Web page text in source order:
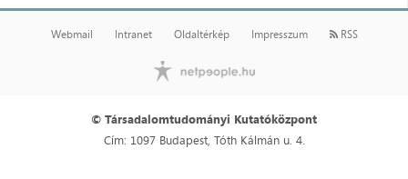
Webmail Intranet Oldaltérkép Impresszum RSS
© Társadalomtudományi Kutatóközpont
Cím: 1097 Budapest, Tóth Kálmán u. 4.